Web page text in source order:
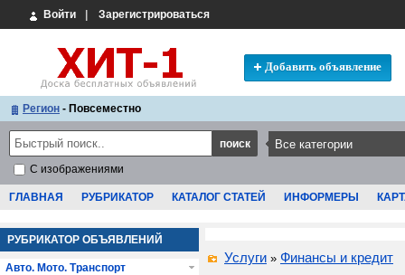
Войти Зарегистрироваться
Добавить объявление
Регион - Повсеместно
С изображениями
ГЛАВНАЯ РУБРИКАТОР КАТАЛОГ СТАТЕЙ ИНФОРМЕРЫ
Услуги » Финансы и кредит
РУБРИКАТОР ОБЪЯВЛЕНИЙ
Авто. Мото. Транспорт